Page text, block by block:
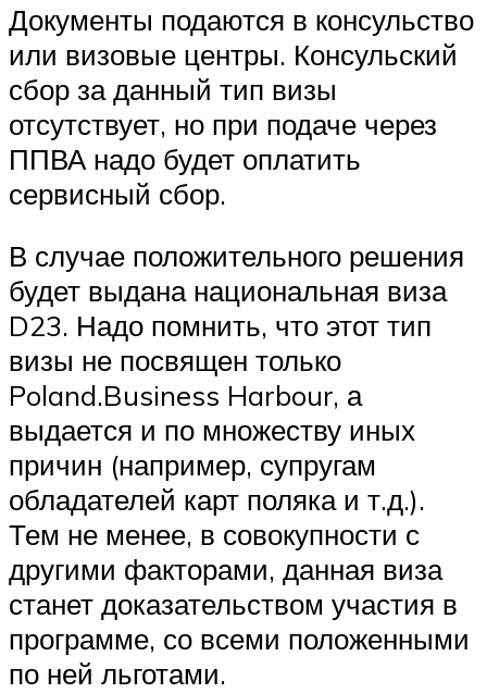
Документы подаются в консульство
или визовые центры. Консульский
сбор за данный тип визы
отсутствует, но при подаче через
ППВА надо будет оплатить
сервисный сбор.
В случае положительного решения
будет выдана национальная виза
D23. Надо помнить, что этот тип
визы не посвящен только
Poland.Business Harbour, а
выдается и по множеству иных
причин (например, супругам
обладателей карт поляка и т.д.).
Тем не менее, в совокупности с
другими факторами, данная виза
станет доказательством участия в
программе, со всеми положенными
по ней льготами.